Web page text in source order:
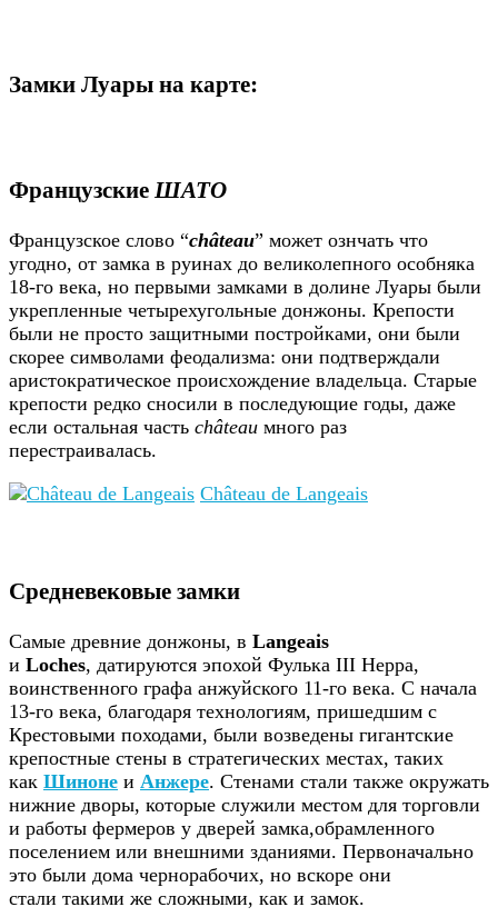
Замки Луары на карте:
ФранцузскиеШАТО
Французское слово “château” может ознчать что
угодно, от замка в руинах до великолепного особняка
18-го века, но первыми замками в долине Луары были
укрепленные четырехугольные донжоны. Крепости
были не просто защитными постройками, они были
скорее символами феодализма: они подтверждали
аристократическое происхождение владельца. Старые
крепости редко сносили в последующие годы, даже
если остальная часть château много раз
перестраивалась.
Château de Langeais
Средневековые замки
Самые древние донжоны, в Langeais
и Loches, датируются эпохой Фулька III Нерра,
воинственного графа анжуйского 11-го века. С начала
13-го века, благодаря технологиям, пришедшим с
Крестовыми походами, были возведены гигантские
крепостные стены в стратегических местах, таких
как Шиноне и Анжере. Стенами стали также окружать
нижние дворы, которые служили местом для торговли
и работы фермеров у дверей замка,обрамленного
поселением или внешними зданиями. Первоначально
это были дома чернорабочих, но вскоре они
стали такими же сложными, как и замок.